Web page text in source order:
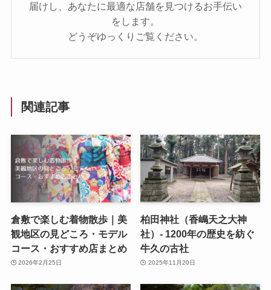
届けし、あなたに最適な店舗を見つけるお手伝い
をします。
どうぞゆっくりご覧ください。
関連記事
倉敷で楽しむ着物散歩｜美
観地区の見どころ・モデル
コース・おすすめ店まとめ
2026年2月25日
柏田神社（香嶋天之大神
社）- 1200年の歴史を紡ぐ
牛久の古社
2025年11月20日